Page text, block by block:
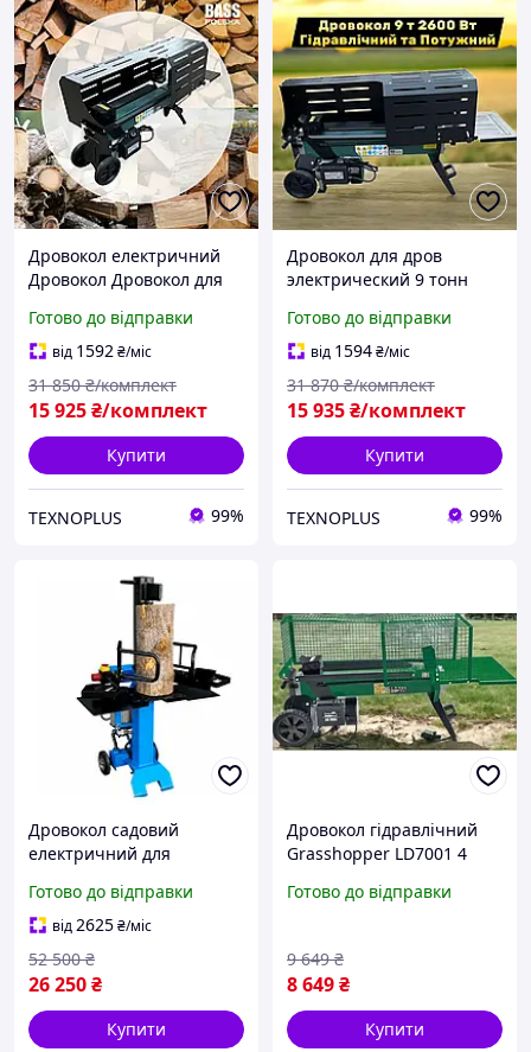
Дровокол електричний
Дровокол Дровокол для
Колун гідравлічний
Електричний колун для
дров
Готово до відправки
від 1592₴/міс
15 925₴/комплект
31 850 ₴/комплект
Купити
TEXNOPLUS 99%
Дровокол для дров
электрический 9 тонн
Електричний колун для
дров Колун для дров Bass
Polska 2600 Вт 230 В
Готово до відправки
від 1594₴/міс
15 935₴/комплект
31 870 ₴/комплект
Купити
TEXNOPLUS 99%
Дровокол садовий
електричний для
Дровокол гідравлічний
електричний 9 т
Дровокол потужний
Готово до відправки
від2625₴/міс
26 250₴
52 500 ₴
Купити
Дровокол гідравлічний
Grasshopper LD7001 4
для дров 1500 Вт
Готово до відправки
8 649₴
9 649 ₴
Купити